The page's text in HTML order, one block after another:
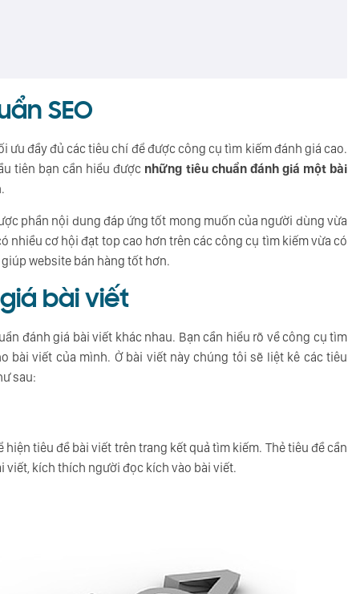
SEO
ưu đầy đủ các tiêu chí để được công cụ tìm kiếm đánh giá cao.
tiên bạn cần hiểu được những tiêu chuẩn đánh giá một bài
phần nội dung đáp ứng tốt mong muốn của người dùng vừa
nhiều cơ hội đạt top cao hơn trên các công cụ tìm kiếm vừa có
website bán hàng tốt hơn.
bài viết
đánh giá bài viết khác nhau. Bạn cần hiểu rõ về công cụ tìm
bài viết của mình. Ở bài viết này chúng tôi sẽ liệt kê các tiêu
sau:
tiêu đề bài viết trên trang kết quả tìm kiếm. Thẻ tiêu đề cần
kích thích người đọc kích vào bài viết.